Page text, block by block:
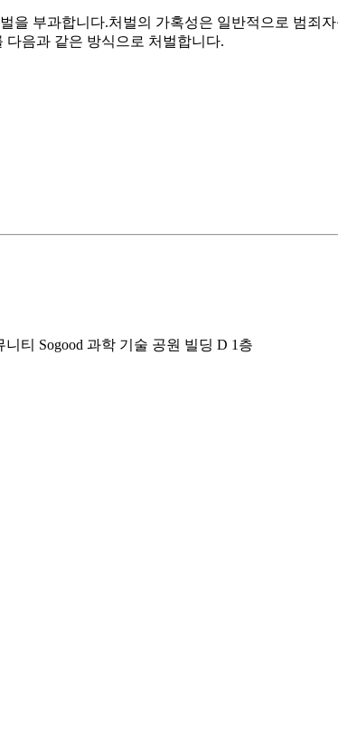
을 부과합니다.처벌의 가혹성은 일반적으로 범죄
다음과 같은 방식으로 처벌합니다.
니티 Sogood 과학 기술 공원 빌딩 D 1층